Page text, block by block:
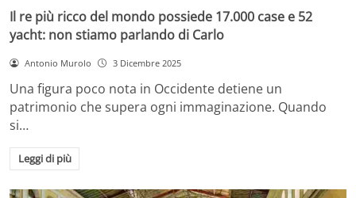
Il re più ricco del mondo possiede 17.000 case e 52
yacht: non stiamo parlando di Carlo
Antonio Murolo 3 Dicembre 2025
Una figura poco nota in Occidente detiene un
patrimonio che supera ogni immaginazione. Quando
si…
Leggi di più